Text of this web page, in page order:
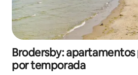
Brodersby: apartamentos
por temporada